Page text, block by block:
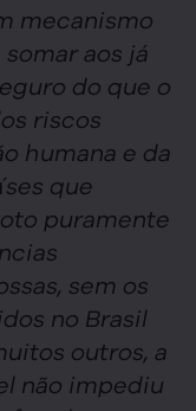
mecanismo
aos já
do que o
riscos
humana e da
que
puramente
sem os
no Brasil
outros, a
não impediu